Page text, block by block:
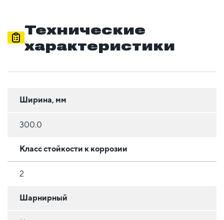
Технические
характеристики
Ширина, мм
300.0
Класс стойкости к коррозии
2
Шарнирный